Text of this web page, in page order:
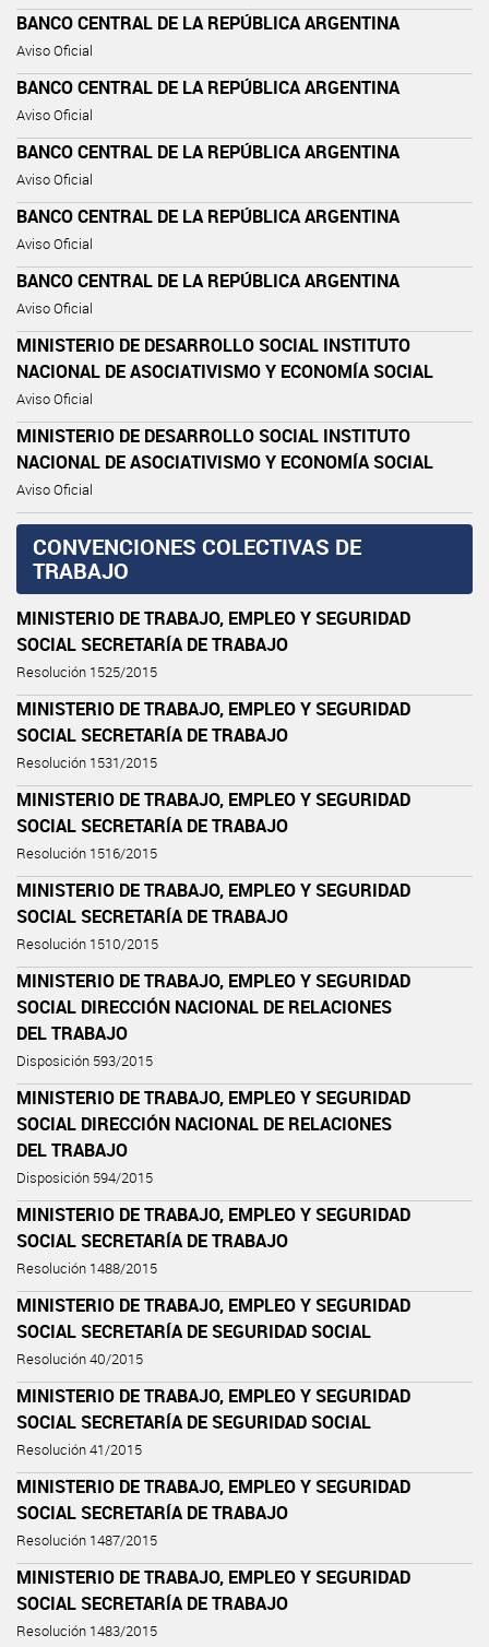
BANCO CENTRAL DE LA REPÚBLICA ARGENTINA
Aviso Oficial
BANCO CENTRAL DE LA REPÚBLICA ARGENTINA
Aviso Oficial
BANCO CENTRAL DE LA REPÚBLICA ARGENTINA
Aviso Oficial
BANCO CENTRAL DE LA REPÚBLICA ARGENTINA
Aviso Oficial
BANCO CENTRAL DE LA REPÚBLICA ARGENTINA
Aviso Oficial
MINISTERIO DE DESARROLLO SOCIAL INSTITUTO
NACIONAL DE ASOCIATIVISMO Y ECONOMÍA SOCIAL
Aviso Oficial
MINISTERIO DE DESARROLLO SOCIAL INSTITUTO
NACIONAL DE ASOCIATIVISMO Y ECONOMÍA SOCIAL
Aviso Oficial
CONVENCIONES COLECTIVAS DE
TRABAJO
MINISTERIO DE TRABAJO, EMPLEO Y SEGURIDAD
SOCIAL SECRETARÍA DE TRABAJO
Resolución 1525/2015
MINISTERIO DE TRABAJO, EMPLEO Y SEGURIDAD
SOCIAL SECRETARÍA DE TRABAJO
Resolución 1531/2015
MINISTERIO DE TRABAJO, EMPLEO Y SEGURIDAD
SOCIAL SECRETARÍA DE TRABAJO
Resolución 1516/2015
MINISTERIO DE TRABAJO, EMPLEO Y SEGURIDAD
SOCIAL SECRETARÍA DE TRABAJO
Resolución 1510/2015
MINISTERIO DE TRABAJO, EMPLEO Y SEGURIDAD
SOCIAL DIRECCIÓN NACIONAL DE RELACIONES
DEL TRABAJO
Disposición 593/2015
MINISTERIO DE TRABAJO, EMPLEO Y SEGURIDAD
SOCIAL DIRECCIÓN NACIONAL DE RELACIONES
DEL TRABAJO
Disposición 594/2015
MINISTERIO DE TRABAJO, EMPLEO Y SEGURIDAD
SOCIAL SECRETARÍA DE TRABAJO
Resolución 1488/2015
MINISTERIO DE TRABAJO, EMPLEO Y SEGURIDAD
SOCIAL SECRETARÍA DE SEGURIDAD SOCIAL
Resolución 40/2015
MINISTERIO DE TRABAJO, EMPLEO Y SEGURIDAD
SOCIAL SECRETARÍA DE SEGURIDAD SOCIAL
Resolución 41/2015
MINISTERIO DE TRABAJO, EMPLEO Y SEGURIDAD
SOCIAL SECRETARÍA DE TRABAJO
Resolución 1487/2015
MINISTERIO DE TRABAJO, EMPLEO Y SEGURIDAD
SOCIAL SECRETARÍA DE TRABAJO
Resolución 1483/2015